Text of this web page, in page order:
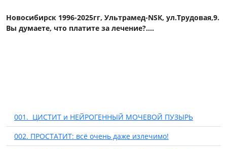
Новосибирск 1996-2025гг, Ультрамед-NSК, ул.Трудовая,9.
Вы думаете, что платите за лечение?....
001. ЦИСТИТ и НЕЙРОГЕННЫЙ МОЧЕВОЙ ПУЗЫРЬ
002. ПРОСТАТИТ: всё очень даже излечимо!